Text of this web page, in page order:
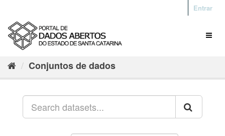
Entrar
Conjuntos de dados